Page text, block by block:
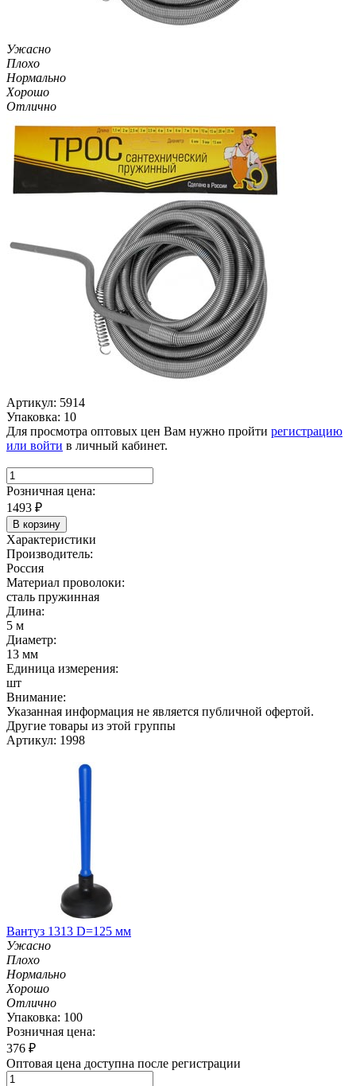
Ужасно
Плохо
Нормально
Хорошо
Отлично
Артикул: 5914
Упаковка: 10
Для просмотра оптовых цен Вам нужно пройти регистрацию
или войти в личный кабинет.
Розничная цена:
1493 ₽
В корзину
Характеристики
Производитель:
Россия
Материал проволоки:
сталь пружинная
Длина:
5 м
Диаметр:
13 мм
Единица измерения:
шт
Внимание:
Указанная информация не является публичной офертой.
Другие товары из этой группы
Артикул: 1998
Вантуз 1313 D=125 мм
Ужасно
Плохо
Нормально
Хорошо
Отлично
Упаковка: 100
Розничная цена:
376 ₽
Оптовая цена доступна после регистрации